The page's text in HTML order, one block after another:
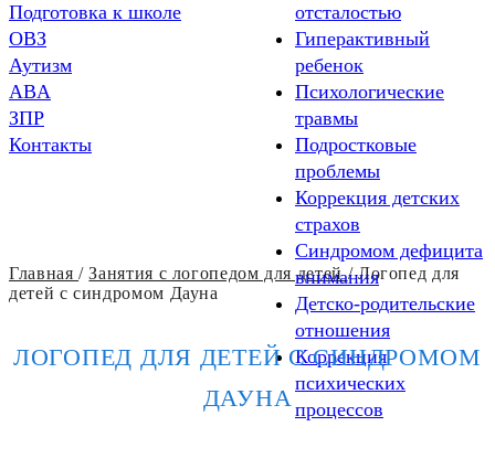
отсталостью
Гиперактивный
ребенок
Психологические
травмы
Подростковые
проблемы
Коррекция детских
страхов
Синдромом дефицита
внимания
Детско-родительские
отношения
Коррекция
психических
процессов
Подготовка к школе
ОВЗ
Аутизм
ABA
ЗПР
Контакты
Главная/Занятия с логопедом для детей/Логопед для
детей с синдромом Дауна
ЛОГОПЕД ДЛЯ ДЕТЕЙ С СИНДРОМОМ
ДАУНА